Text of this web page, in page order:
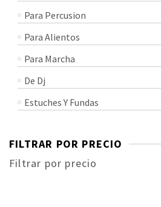
Para Percusion
Para Alientos
Para Marcha
De Dj
Estuches Y Fundas
FILTRAR POR PRECIO
Filtrar por precio